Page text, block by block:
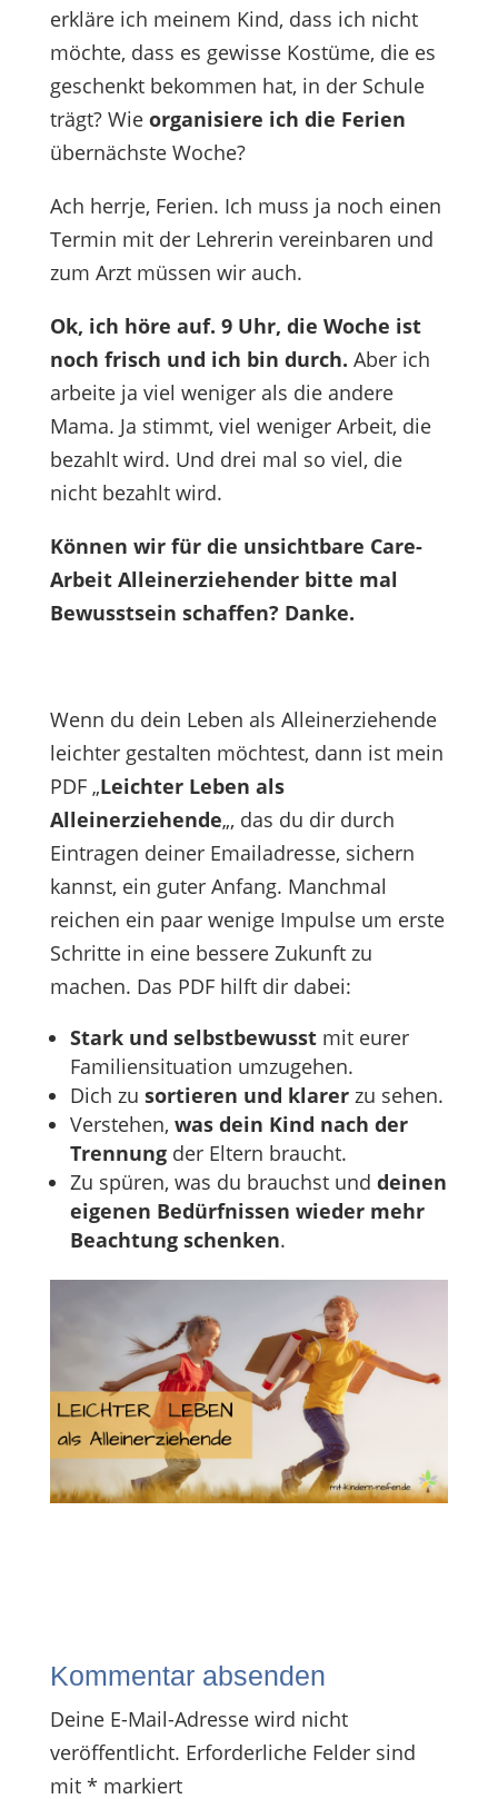
erkläre ich meinem Kind, dass ich nicht
möchte, dass es gewisse Kostüme, die es
geschenkt bekommen hat, in der Schule
trägt? Wie organisiere ich die Ferien
übernächste Woche?
Ach herrje, Ferien. Ich muss ja noch einen
Termin mit der Lehrerin vereinbaren und
zum Arzt müssen wir auch.
Ok, ich höre auf. 9 Uhr, die Woche ist
noch frisch und ich bin durch. Aber ich
arbeite ja viel weniger als die andere
Mama. Ja stimmt, viel weniger Arbeit, die
bezahlt wird. Und drei mal so viel, die
nicht bezahlt wird.
Können wir für die unsichtbare Care-
Arbeit Alleinerziehender bitte mal
Bewusstsein schaffen? Danke.
Wenn du dein Leben als Alleinerziehende
leichter gestalten möchtest, dann ist mein
PDF „Leichter Leben als
Alleinerziehende„, das du dir durch
Eintragen deiner Emailadresse, sichern
kannst, ein guter Anfang. Manchmal
reichen ein paar wenige Impulse um erste
Schritte in eine bessere Zukunft zu
machen. Das PDF hilft dir dabei:
Stark und selbstbewusstmit eurer
Familiensituation umzugehen.
Dich zu sortieren und klarerzu sehen.
Verstehen, was dein Kind nach der
Trennungder Eltern braucht.
Zu spüren, was du brauchst und deinen
eigenen Bedürfnissen wieder mehr
Beachtung schenken.
Kommentar absenden
Deine E-Mail-Adresse wird nicht
veröffentlicht. Erforderliche Felder sind
mit * markiert